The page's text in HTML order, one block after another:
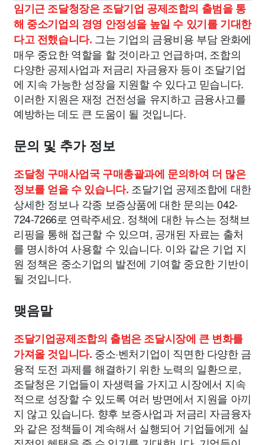
임기근 조달청장은 조달기업 공제조합의 출범을 통
해 중소기업의 경영 안정성을 높일 수 있기를 기대한
다고 전했습니다. 그는 기업의 금융비용 부담 완화에
매우 중요한 역할을 할 것이라고 언급하며, 조합의
다양한 공제사업과 저금리 자금융자 등이 조달기업
에 지속 가능한 성장을 지원할 수 있다고 믿습니다.
이러한 지원은 재정 건전성을 유지하고 금융사고를
예방하는 데도 큰 도움이 될 것입니다.
문의 및 추가 정보
조달청 구매사업국 구매총괄과에 문의하여 더 많은
정보를 얻을 수 있습니다. 조달기업 공제조합에 대한
상세한 정보나 각종 보증상품에 대한 문의는 042-
724-7266로 연락주세요. 정책에 대한 뉴스는 정책브
리핑을 통해 접근할 수 있으며, 공개된 자료는 출처
를 명시하여 사용할 수 있습니다. 이와 같은 기업 지
원 정책은 중소기업의 발전에 기여할 중요한 기반이
될 것입니다.
맺음말
조달기업공제조합의 출범은 조달시장에 큰 변화를
가져올 것입니다. 중소·벤처기업이 직면한 다양한 금
융적 도전 과제를 해결하기 위한 노력의 일환으로,
조달청은 기업들이 자생력을 가지고 시장에서 지속
적으로 성장할 수 있도록 여러 방면에서 지원을 아끼
지 않고 있습니다. 향후 보증사업과 저금리 자금융자
와 같은 정책들이 계속해서 실행되어 기업들에게 실